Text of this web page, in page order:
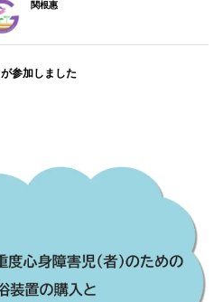
関根惠
が参加しました